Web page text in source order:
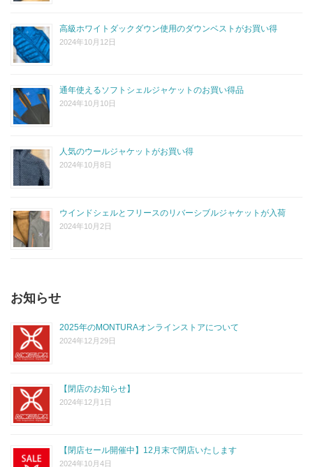
高級ホワイトダックダウン使用のダウンベストがお買い得
2024年10月12日
通年使えるソフトシェルジャケットのお買い得品
2024年10月10日
人気のウールジャケットがお買い得
2024年10月8日
ウインドシェルとフリースのリバーシブルジャケットが入荷
2024年10月2日
お知らせ
2025年のMONTURAオンラインストアについて
2024年12月29日
【閉店のお知らせ】
2024年12月1日
【閉店セール開催中】12月末で閉店いたします
2024年10月4日